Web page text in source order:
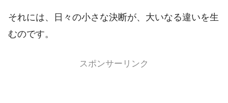
それには、日々の小さな決断が、大いなる違いを生
むのです。
スポンサーリンク